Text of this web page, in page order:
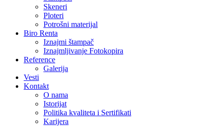
Skeneri
Ploteri
Potrošni materijal
Biro Renta
Iznajmi štampač
Iznajmljivanje Fotokopira
Reference
Galerija
Vesti
Kontakt
O nama
Istorijat
Politika kvaliteta i Sertifikati
Karijera